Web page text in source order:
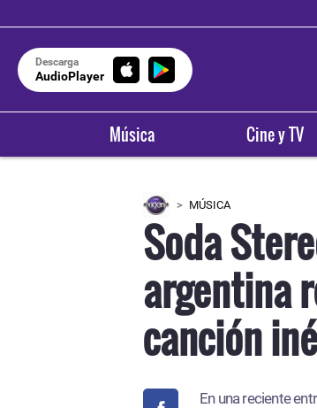
Descarga
AudioPlayer
Música Cine y TV
MÚSICA
Soda
argentina
canción
En una reciente